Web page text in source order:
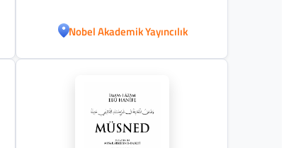
Nobel Akademik Yayıncılık